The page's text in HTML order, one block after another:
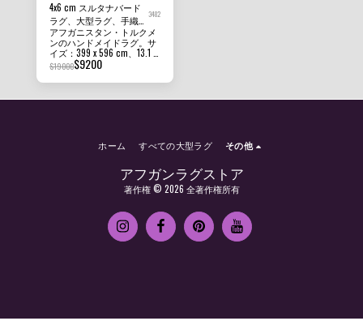
4x6 cm スルタナバード
ラグ、大型ラグ、手織り
100%ウール染めラグ、
寝室用ラグ、リビングル
ーム用ラグ
3482
アフガニスタン・トルクメ
ンのハンドメイドラグ。サ
イズ：399 x 596 cm、13.1 x
19.7フィート、パイル高：
8mm～10mm。状態：新
品。素材：アフガニスタ
る場所に最適です。
$19000$9200
アフガンラグストア
著作権 © 2026 全著作権所有
ホーム すべての大型ラグ その他